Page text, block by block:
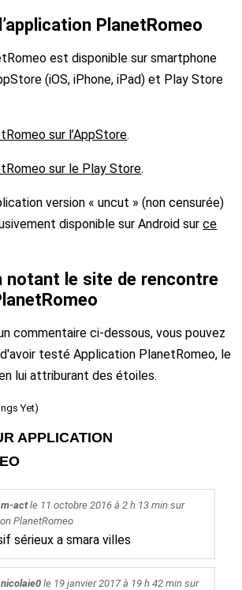
PlanetRomeo
est disponible sur smartphone
(iOS, iPhone, iPad) et Play Store
sur l’AppStore.
sur le Play Store.
version « uncut » (non censurée)
disponible sur Android surce
notant le site de rencontre
commentaire ci-dessous, vous pouvez
testé Application PlanetRomeo, le
lui attriburant des étoiles.
Yet)
APPLICATION
m-actle 11 octobre 2016à 2 h 13 min sur
PlanetRomeo
sérieux a smara villes
nicolaie0le 19 janvier 2017à 19 h 42 min sur